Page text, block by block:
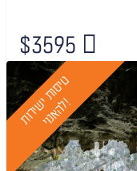
$3595
ט
י
ס
ו
ת
י
ש
י
ר
ו
ת
ל
ה
א
נ
ו
י
!